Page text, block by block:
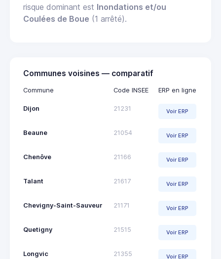
risque dominant est Inondations et/ou
Coulées de Boue (1 arrêté).
Communes voisines — comparatif
Commune Code INSEE ERP en ligne
Dijon 21231 Voir ERP
Beaune 21054 Voir ERP
Chenôve 21166 Voir ERP
Talant 21617 Voir ERP
Chevigny-Saint-Sauveur 21171 Voir ERP
Quetigny 21515 Voir ERP
Longvic 21355 Voir ERP